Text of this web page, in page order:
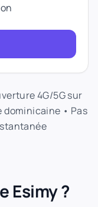
4G/5G sur
dominicaine • Pas
Esimy ?